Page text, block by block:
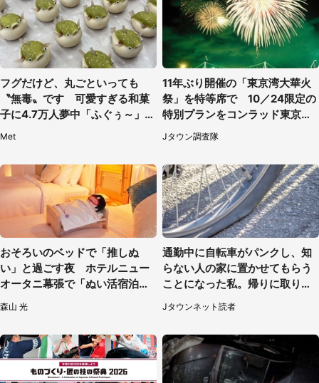
フグだけど、丸ごといっても
〝無毒〟です 可愛すぎる和菓
子に4.7万人夢中「ふぐぅ～」
Met
11年ぶり開催の「東京湾大華火
祭」を特等席で 10／24限定の
特別プランをコンラッド東京が
販売【8／3～10／16】
Jタウン調査隊
おそろいのベッドで「推しぬ
い」と過ごす夜 ホテルニュー
オータニ幕張で「ぬい活宿泊プ
ラン」開始【8／8～3／31】
森山 光
通勤中に自転車がパンクし、知
らない人の家に置かせてもらう
ことになった私。帰りに取りに
行くと、なんと...（東京都・40
代女性）
Jタウンネット読者